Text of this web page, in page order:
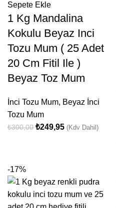
Sepete Ekle
1 Kg Mandalina
Kokulu Beyaz Inci
Tozu Mum ( 25 Adet
20 Cm Fitil Ile )
Beyaz Toz Mum
İnci Tozu Mum, Beyaz İnci
Tozu Mum
₺300,00 ₺249,95 (Kdv Dahil)
-17%